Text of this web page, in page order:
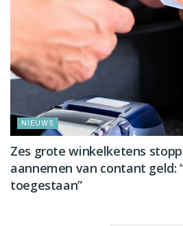
NIEUWS
Zes grote winkelketens
aannemen van contant geld:
toegestaan”